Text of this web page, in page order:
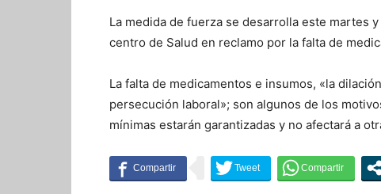
La medida de fuerza se desarrolla este martes
centro de Salud en reclamo por la falta de
La falta de medicamentos e insumos, «la
persecución laboral»; son algunos de los
mínimas estarán garantizadas y no afectará a